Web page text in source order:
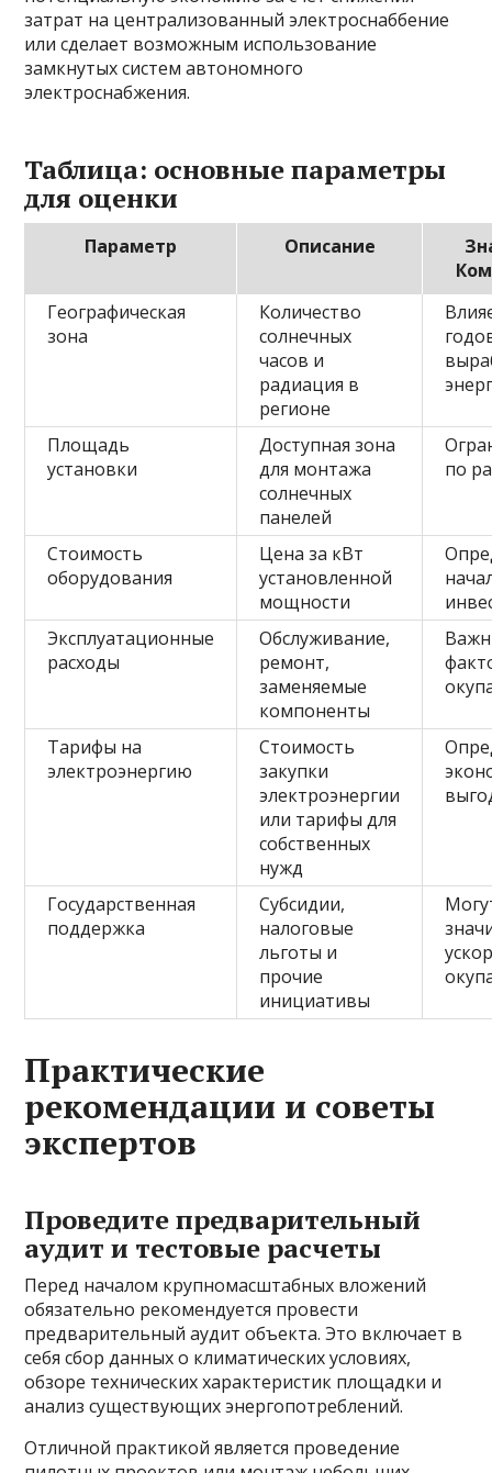
затрат на централизованный электроснаббение
или сделает возможным использование
замкнутых систем автономного
электроснабжения.
Таблица: основные параметры
для оценки
Параметр Описание
Географическая
зона
Количество
солнечных
часов и
радиация в
регионе
Площадь
установки
Доступная зона
для монтажа
солнечных
панелей
по
Стоимость
оборудования
Цена за кВт
установленной
мощности
Эксплуатационные
расходы
Обслуживание,
ремонт,
заменяемые
компоненты
Тарифы на
электроэнергию
Стоимость
закупки
электроэнергии
или тарифы для
собственных
нужд
Государственная
поддержка
Субсидии,
налоговые
льготы и
прочие
инициативы
Практические
рекомендации и советы
экспертов
Проведите предварительный
аудит и тестовые расчеты
Перед началом крупномасштабных вложений
обязательно рекомендуется провести
предварительный аудит объекта. Это включает в
себя сбор данных о климатических условиях,
обзоре технических характеристик площадки и
анализ существующих энергопотреблений.
Отличной практикой является проведение